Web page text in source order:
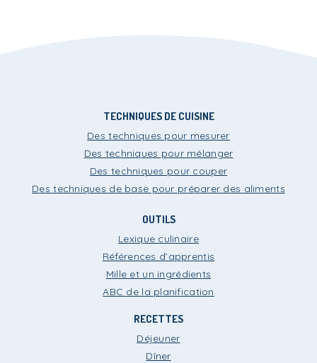
TECHNIQUES DE CUISINE
Des techniques pour mesurer
Des techniques pour mélanger
Des techniques pour couper
Des techniques de base pour préparer des aliments
OUTILS
Lexique culinaire
Références d’apprentis
Mille et un ingrédients
ABC de la planification
RECETTES
Déjeuner
Dîner